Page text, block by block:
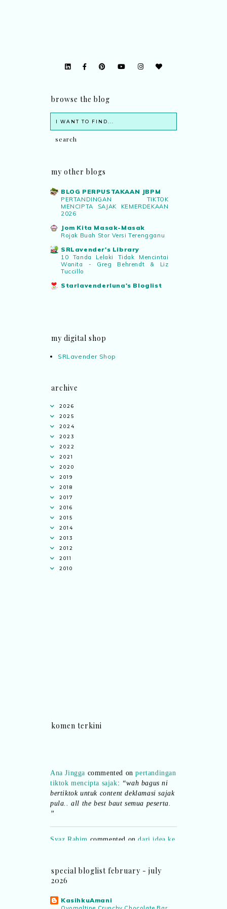
browse the blog
my other blogs
BLOG PERPUSTAKAAN JBPM
PERTANDINGAN TIKTOK
MENCIPTA SAJAK KEMERDEKAAN
2026
Jom Kita Masak-Masak
Rojak Buah Stor Versi Terengganu
SRLavender's Library
10 Tanda Lelaki Tidak Mencintai
Wanita - Greg Behrendt & Liz
Tuccillo
Starlavenderluna's Bloglist
my digital shop
SRLavender Shop
archive
2026
2025
2024
2023
2022
2021
2020
2019
2018
2017
2016
2015
2014
2013
2012
2011
2010
komen terkini
tiktok mencipta sajak:“wah bagus ni
bertiktok untuk content deklamasi sajak
pula.. all the best baut semua peserta.
”
realiti mencipta permainan:“Selain
dan teknologi digital terbaik!”
Syaz Rahim
commented on
pertandingan tiktok mencipta sajak :
special bloglist february - july
2026
KasihkuAmani